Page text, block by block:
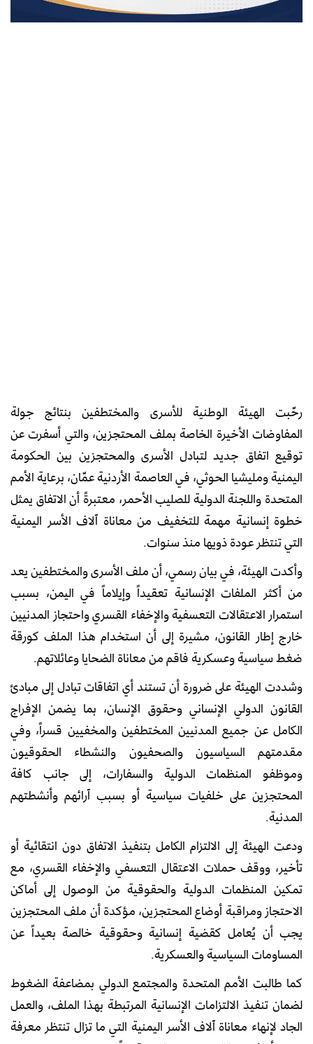
رحّبت الهيئة الوطنية للأسرى والمختطفين بنتائج جولة
المفاوضات الأخيرة الخاصة بملف المحتجزين، والتي أسفرت عن
توقيع اتفاق جديد لتبادل الأسرى والمحتجزين بين الحكومة
اليمنية ومليشيا الحوثي، في العاصمة الأردنية عمّان، برعاية الأمم
المتحدة واللجنة الدولية للصليب الأحمر، معتبرةً أن الاتفاق يمثل
خطوة إنسانية مهمة للتخفيف من معاناة آلاف الأسر اليمنية
التي تنتظر عودة ذويها منذ سنوات.
وأكدت الهيئة، في بيان رسمي، أن ملف الأسرى والمختطفين يعد
من أكثر الملفات الإنسانية تعقيداً وإيلاماً في اليمن، بسبب
استمرار الاعتقالات التعسفية والإخفاء القسري واحتجاز المدنيين
خارج إطار القانون، مشيرة إلى أن استخدام هذا الملف كورقة
ضغط سياسية وعسكرية فاقم من معاناة الضحايا وعائلاتهم.
وشددت الهيئة على ضرورة أن تستند أي اتفاقات تبادل إلى مبادئ
القانون الدولي الإنساني وحقوق الإنسان، بما يضمن الإفراج
الكامل عن جميع المدنيين المختطفين والمخفيين قسراً، وفي
مقدمتهم السياسيون والصحفيون والنشطاء الحقوقيون
وموظفو المنظمات الدولية والسفارات، إلى جانب كافة
المحتجزين على خلفيات سياسية أو بسبب آرائهم وأنشطتهم
المدنية.
ودعت الهيئة إلى الالتزام الكامل بتنفيذ الاتفاق دون انتقائية أو
تأخير، ووقف حملات الاعتقال التعسفي والإخفاء القسري، مع
تمكين المنظمات الدولية والحقوقية من الوصول إلى أماكن
الاحتجاز ومراقبة أوضاع المحتجزين، مؤكدة أن ملف المحتجزين
يجب أن يُعامل كقضية إنسانية وحقوقية خالصة بعيداً عن
المساومات السياسية والعسكرية.
كما طالبت الأمم المتحدة والمجتمع الدولي بمضاعفة الضغوط
لضمان تنفيذ الالتزامات الإنسانية المرتبطة بهذا الملف، والعمل
الجاد لإنهاء معاناة آلاف الأسر اليمنية التي ما تزال تنتظر معرفة